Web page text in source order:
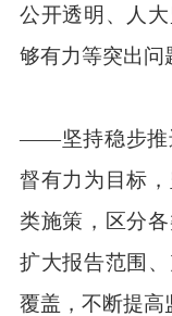
公开透明、人
够有力等突出问
——坚持稳步推
督有力为目标
类施策，区分
扩大报告范围
覆盖，不断提高